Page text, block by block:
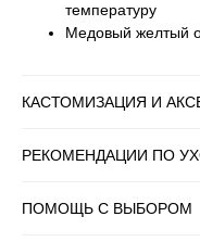
температуру
Медовый желтый
КАСТОМИЗАЦИЯ И
РЕКОМЕНДАЦИИ ПО
ПОМОЩЬ С ВЫБОРОМ